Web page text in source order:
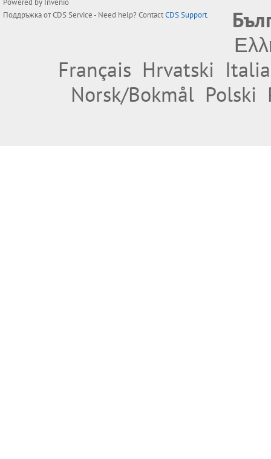
Powered by Invenio
Поддръжка отCDS Service- Need help? ContactCDS Support.
Français Hrvatski
Norsk/Bokmål Polski